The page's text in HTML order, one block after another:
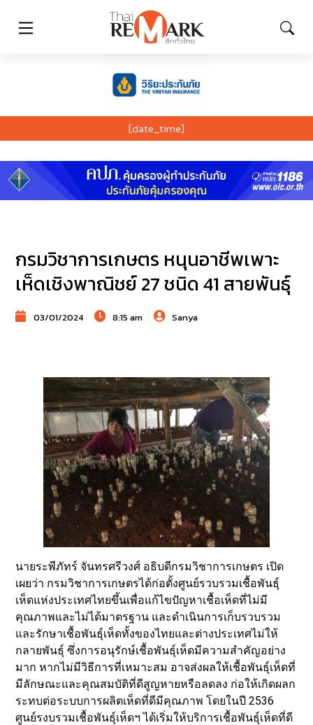
[date_time]
กรมวิชาการเกษตร หนุนอาชีพเพาะ
เห็ดเชิงพาณิชย์ 27 ชนิด 41 สายพันธุ์
03/01/2024 8:15 am Sanya
นายระพีภัทร์ จันทรศรีวงศ์ อธิบดีกรมวิชาการเกษตร เปิด
เผยว่า กรมวิชาการเกษตรได้ก่อตั้งศูนย์รวบรวมเชื้อพันธุ์
เห็ดแห่งประเทศไทยขึ้นเพื่อแก้ไขปัญหาเชื้อเห็ดที่ไม่มี
คุณภาพและไม่ได้มาตรฐาน และดำเนินการเก็บรวบรวม
และรักษาเชื้อพันธุ์เห็ดทั้งของไทยและต่างประเทศไม่ให้
กลายพันธุ์ ซึ่งการอนุรักษ์เชื้อพันธุ์เห็ดมีความสำคัญอย่าง
มาก หากไม่มีวิธีการที่เหมาะสม อาจส่งผลให้เชื้อพันธุ์เห็ดที่
มีลักษณะและคุณสมบัติที่ดีสูญหายหรือลดลง ก่อให้เกิดผลก
ระทบต่อระบบการผลิตเห็ดที่ดีมีคุณภาพ โดยในปี 2536
ศูนย์รงบรวมเชื้อพันธุ์เห็ดฯ ได้เริ่มให้บริการเชื้อพันธุ์เห็ดที่ดี